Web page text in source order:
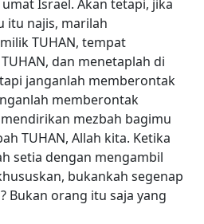
Israel. Akan tetapi, jika
itu najis, marilah
TUHAN, tempat
dan menetaplah di
janganlah memberontak
memberontak
mezbah bagimu
TUHAN, Allah kita. Ketika
setia dengan mengambil
bukankah segenap
Bukan orang itu saja yang